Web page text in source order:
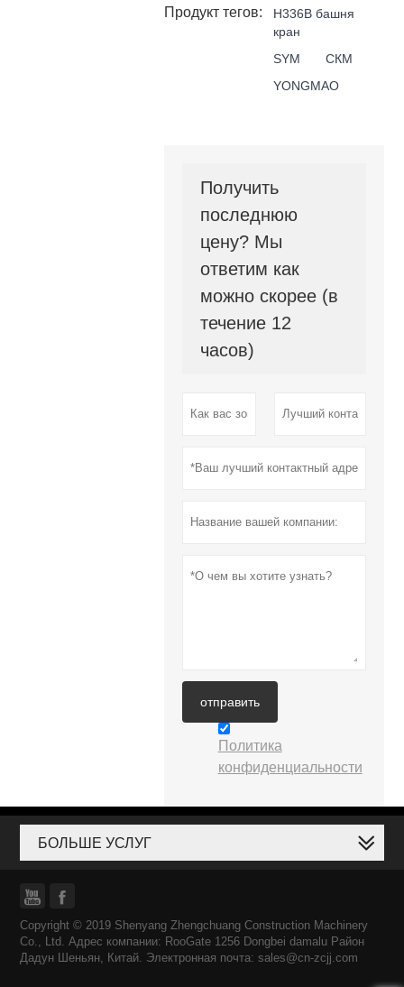
Продукт тегов:
H336B башня
кран
SYM
СКМ
YONGMAO
Получить
последнюю
цену? Мы
ответим как
можно скорее (в
течение 12
часов)
отправить
Политика
конфиденциальности
БОЛЬШЕ УСЛУГ
 
Copyright © 2019 Shenyang Zhengchuang Construction Machinery
Co., Ltd. Адрес компании: RooGate 1256 Dongbei damalu Район
Дадун Шеньян, Китай. Электронная почта: sales@cn-zcjj.com